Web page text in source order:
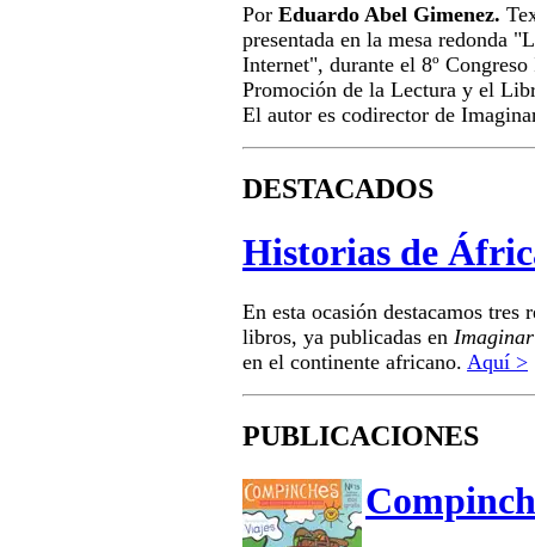
Por Eduardo Abel Gimenez.
presentada en la mesa redonda
Internet", durante el 8º
Promoción de la Lectura y el
El autor es codirector de
DESTACADOS
Historias de
En esta ocasión destacamos tres
libros, ya publicadas en
en el continente africano. Aquí >
PUBLICACIONES